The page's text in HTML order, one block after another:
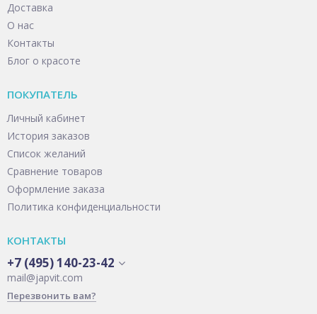
Доставка
О нас
Контакты
Блог о красоте
ПОКУПАТЕЛЬ
Личный кабинет
История заказов
Список желаний
Сравнение товаров
Оформление заказа
Политика конфиденциальности
КОНТАКТЫ
+7 (495) 140-23-42
mail@japvit.com
Перезвонить вам?